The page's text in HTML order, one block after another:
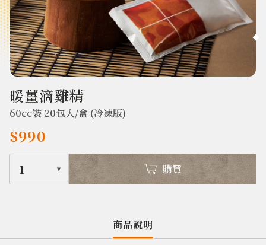
暖薑滴雞精
60cc裝 20包入/盒 (冷凍版)
$990
1 購買
商品說明